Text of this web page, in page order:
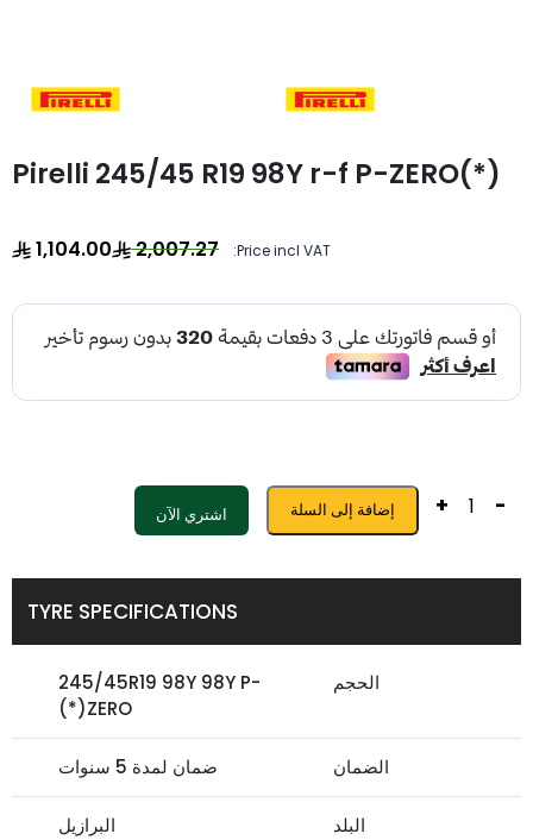
Pirelli 245/45 R19 98Y r-f P-ZERO(*)
Price incl VAT:
2,007.27
1,104.00
-
+ إضافة إلى السلة اشتري الآن
TYRE SPECIFICATIONS
الحجم
245/45R19 98Y 98Y P-
ZERO(*)
الضمان ضمان لمدة 5 سنوات
البلد البرازيل